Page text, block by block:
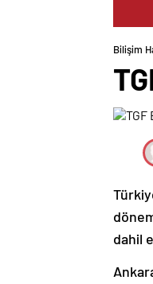
Bilişim
dahil